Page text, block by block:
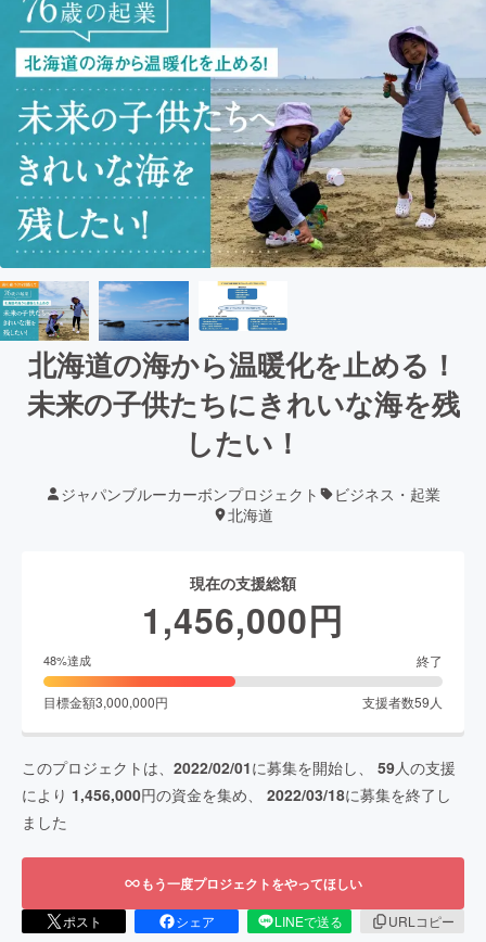
北海道の海から温暖化を止める！
未来の子供たちにきれいな海を残
したい！
ジャパンブルーカーボンプロジェクト
ビジネス・起業
北海道
現在の支援総額
1,456,000円
48%達成 終了
目標金額3,000,000円 支援者数59 人
このプロジェクトは、 2022/02/01に募集を開始し、 59人の支援
により 1,456,000円の資金を集め、 2022/03/18に募集を終了し
ました
もう一度プロジェクトをやってほしい
ポスト シェア LINEで送る
URLコピー